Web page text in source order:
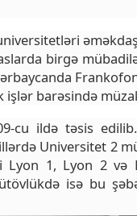
birgə
barəsində
cu ildə təsis
Universitet 2
Lyon 1, Lyon 2 və
isə bu